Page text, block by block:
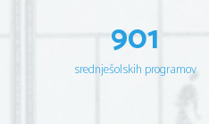
901
srednješolskih programov